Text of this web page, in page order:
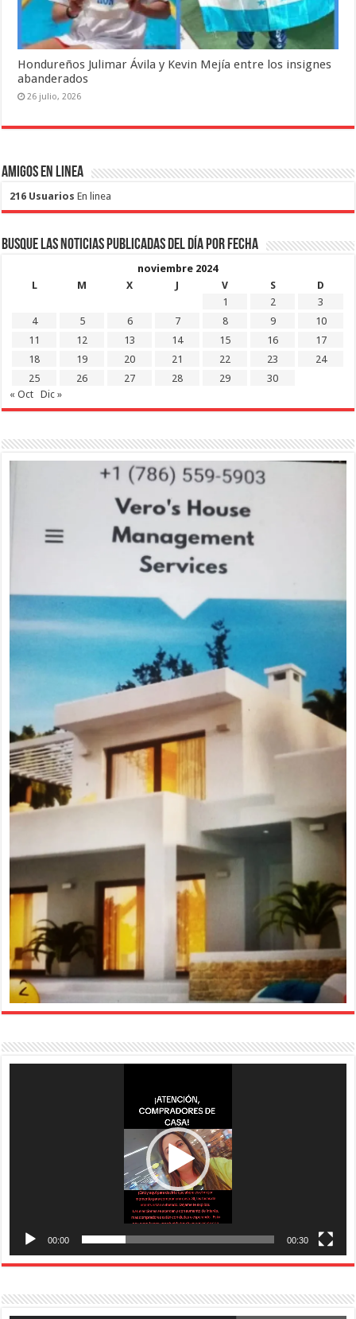
Hondureños Julimar Ávila y Kevin Mejía entre los insignes
abanderados
26 julio, 2026
Amigos en Linea
216 Usuarios En linea
Busque las noticias publicadas del día por fecha
noviembre 2024
L
M X J V S
D
1
2
3
4
5 6 7 8 9
10
11
12 13 14 15 16
17
18
19 20 21 22 23
24
25
26 27 28 29
30
« Oct
Dic »
00:00 00:30